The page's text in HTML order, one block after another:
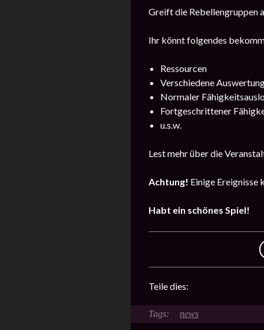
Greift die Rebellengruppen
Ihr könnt folgendes
Ressourcen
Verschiedene
Normaler
Fortgeschrittener
u.s.w.
Lest mehr über die
Achtung! Einige Ereignisse
Habt ein schönes Spiel!
Teile dies:
news